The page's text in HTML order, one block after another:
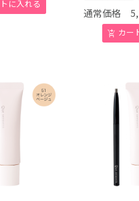
通常価格